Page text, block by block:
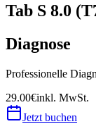
Tab S 8.0
Diagnose
Professionelle
29.00€inkl. MwSt.
Jetzt buchen